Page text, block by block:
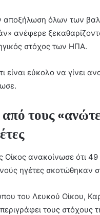
αποξήλωση όλων των
ανέφερε
στόχος των ΗΠΑ.
είναι εύκολο να γίνει
τους
ανακοίνωσε ότι
ηγέτες σκοτώθηκαν
του Λευκού Οίκου,
τους στόχους